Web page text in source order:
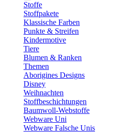
Stoffe
Stoffpakete
Klassische Farben
Punkte & Streifen
Kindermotive
Tiere
Blumen & Ranken
Themen
Aborigines Designs
Disney
Weihnachten
Stoffbeschichtungen
Baumwoll-Webstoffe
Webware Uni
Webware Falsche Unis